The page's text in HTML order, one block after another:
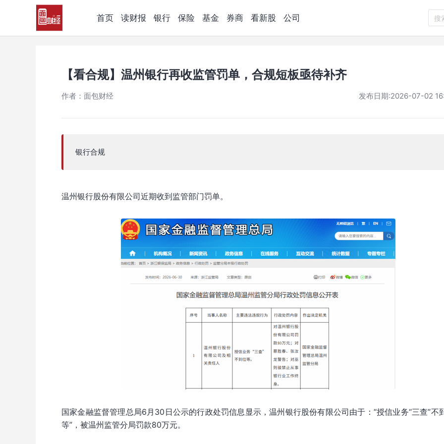
首页 读财报 银行 保险 基金 券商 看新股 公司 搜
【看合规】温州银行再收监管罚单，合规短板亟待补齐
作者：面包财经 发布日期:2026-07-02
银行合规
温州银行股份有限公司近期收到监管部门罚单。
国家金融监督管理总局6月30日公示的行政处罚信息显示，温州银行股份有限公司由于：“授信业务“三查”不
等”，被温州监管分局罚款80万元。